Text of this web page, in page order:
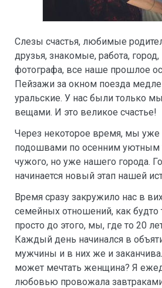
Слезы счастья, любимые
друзья, знакомые, работа, город,
фотографа, все наше прошлое
Пейзажи за окном поезда
уральские. У нас были только
вещами. И это великое счастье!
Через некоторое время, мы
подошвами по осенним уютным
чужого, но уже нашего города.
начинается новый этап нашей
Время сразу закружило нас в
семейных отношений, как будто
просто до этого, мы, где то 20
Каждый день начинался в
мужчины и в них же и
может мечтать женщина? Я
любовью провожала